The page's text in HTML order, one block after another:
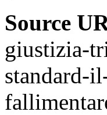
Source
giustizia-
standard-